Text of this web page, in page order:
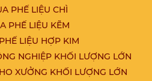
PHẾ LIỆU CHÌ
PHẾ LIỆU KẼM
LIỆU HỢP KIM
NGHIỆP KHỐI LƯỢNG LỚN
XƯỞNG KHỐI LƯỢNG LỚN